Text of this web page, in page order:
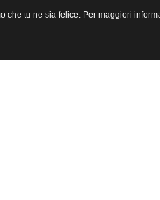
tu ne sia felice. Per maggiori